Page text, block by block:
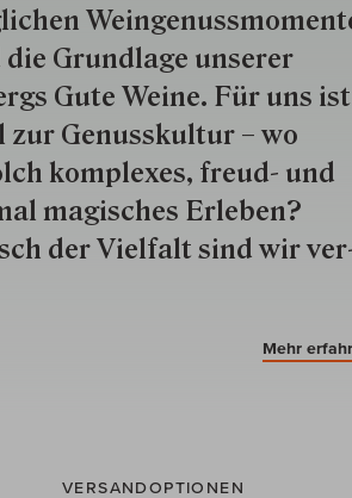
Grund­lage unserer
Gute Weine. Für uns ist
zur Genuss­kultur – wo
kom­plexes, freud- und
ma­gisch­es Er­le­ben?
der Vielfalt sind wir
Mehr
VERSANDOPTIONEN